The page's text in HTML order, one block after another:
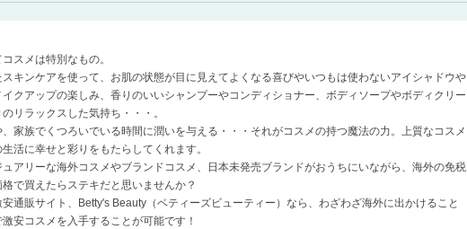
スメは特別なもの。
スキンケアを使って、お肌の状態が目に見えてよくなる喜びやいつもは使わないアイシャドウや
イクアップの楽しみ、香りのいいシャンプーやコンディショナー、ボディソープやボディクリー
リラックスした気持ち・・・。
家族でくつろいでいる時間に潤いを与える・・・それがコスメの持つ魔法の力。上質なコスメ
活に幸せと彩りをもたらしてくれます。
ュアリーな海外コスメやブランドコスメ、日本未発売ブランドがおうちにいながら、海外の免税
で買えたらステキだと思いませんか？
通販サイト、Betty's Beauty（ベティーズビューティー）なら、わざわざ海外に出かけること
安コスメを入手することが可能です！